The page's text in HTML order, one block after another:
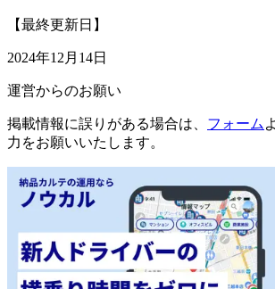
【最終更新日】
2024年12月14日
運営からのお願い
掲載情報に誤りがある場合は、 フォーム
力をお願いいたします。